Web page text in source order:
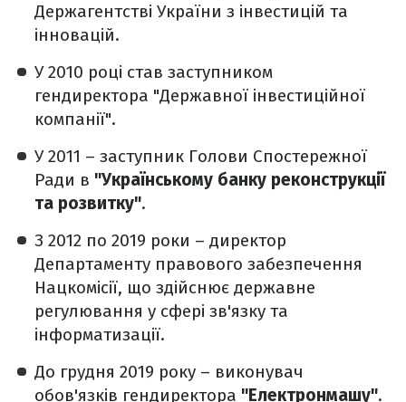
Держагентстві України з інвестицій та
інновацій.
У 2010 році став заступником
гендиректора "Державної інвестиційної
компанії".
У 2011 – заступник Голови Спостережної
Ради в "Українському банку реконструкції
та розвитку".
З 2012 по 2019 роки – директор
Департаменту правового забезпечення
Нацкомісії, що здійснює державне
регулювання у сфері зв'язку та
інформатизації.
До грудня 2019 року – виконувач
обов'язків гендиректора "Електронмашу".